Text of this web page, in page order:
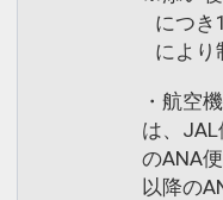
につき
により
・航空
は、
のANA
以降の